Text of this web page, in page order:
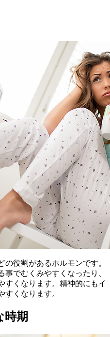
役割があるホルモンです。
でむくみやすくなったり、
すくなります。精神的にもイ
すくなります。
時期